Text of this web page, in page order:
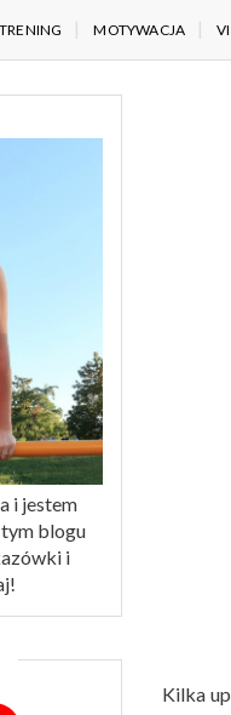
TRENING MOTYWACJA
Kilka
i jestem
blogu
i